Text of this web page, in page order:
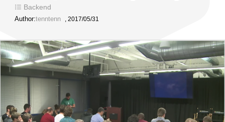
Backend
Author:tenntenn , 2017/05/31